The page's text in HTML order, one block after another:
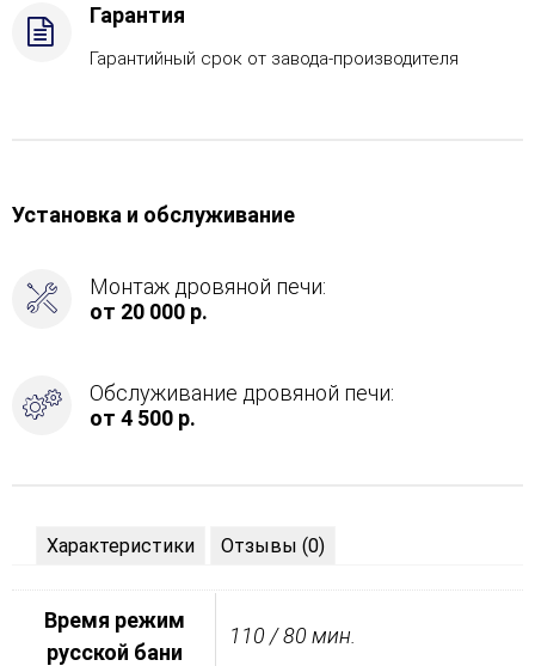
Боковое
подключение
дымохода
Гарантия
Гарантийный срок от завода-производителя
Установка и обслуживание
Монтаж дровяной печи:
от 20 000 р.
Обслуживание дровяной печи:
от 4 500 р.
Характеристики Отзывы (0)
Время режим
русской бани
110 / 80 мин.